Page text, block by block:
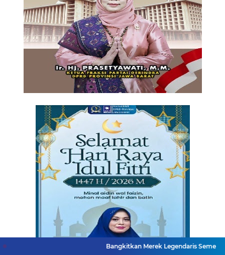
Bangkitkan Merek Legendaris Semen Kujang, SIG